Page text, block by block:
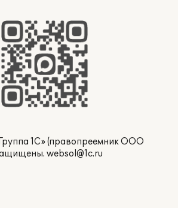
1С» (правопреемник ООО
websol@1c.ru